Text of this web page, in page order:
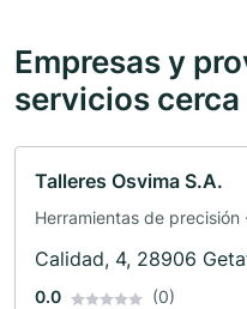
Empresas y
servicios cerca
Talleres Osvima S.A.
Herramientas de precisión
Calidad, 4, 28906
0.0 (0)